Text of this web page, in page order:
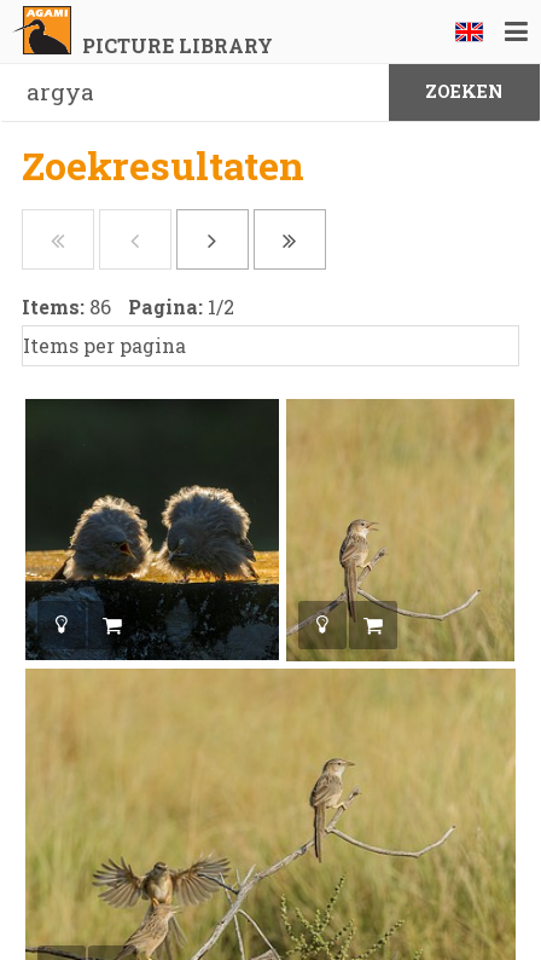
PICTURE LIBRARY
Zoekresultaten
Items: 86 Pagina: 1/2